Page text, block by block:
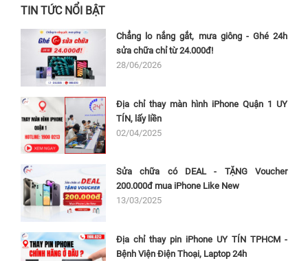
TIN TỨC NỔI BẬT
Chẳng lo nắng gắt, mưa giông - Ghé 24h
sửa chữa chỉ từ 24.000đ!
28/06/2026
Địa chỉ thay màn hình iPhone Quận 1 UY
TÍN, lấy liền
02/04/2025
Sửa chữa có DEAL - TẶNG Voucher
200.000đ mua iPhone Like New
13/03/2025
Địa chỉ thay pin iPhone UY TÍN TPHCM -
Bệnh Viện Điện Thoại, Laptop 24h